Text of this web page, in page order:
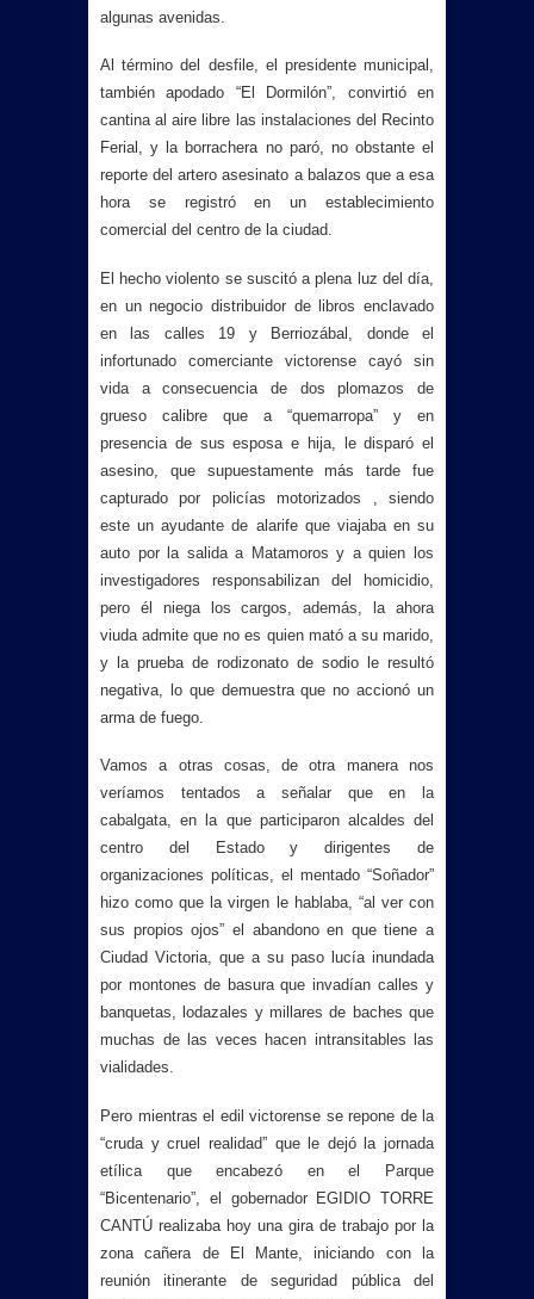
algunas avenidas.
Al término del desfile, el presidente municipal,
también apodado “El Dormilón”, convirtió en
cantina al aire libre las instalaciones del Recinto
Ferial, y la borrachera no paró, no obstante el
reporte del artero asesinato a balazos que a esa
hora se registró en un establecimiento
comercial del centro de la ciudad.
El hecho violento se suscitó a plena luz del día,
en un negocio distribuidor de libros enclavado
en las calles 19 y Berriozábal, donde el
infortunado comerciante victorense cayó sin
vida a consecuencia de dos plomazos de
grueso calibre que a “quemarropa” y en
presencia de sus esposa e hija, le disparó el
asesino, que supuestamente más tarde fue
capturado por policías motorizados , siendo
este un ayudante de alarife que viajaba en su
auto por la salida a Matamoros y a quien los
investigadores responsabilizan del homicidio,
pero él niega los cargos, además, la ahora
viuda admite que no es quien mató a su marido,
y la prueba de rodizonato de sodio le resultó
negativa, lo que demuestra que no accionó un
arma de fuego.
Vamos a otras cosas, de otra manera nos
veríamos tentados a señalar que en la
cabalgata, en la que participaron alcaldes del
centro del Estado y dirigentes de
organizaciones políticas, el mentado “Soñador”
hizo como que la virgen le hablaba, “al ver con
sus propios ojos” el abandono en que tiene a
Ciudad Victoria, que a su paso lucía inundada
por montones de basura que invadían calles y
banquetas, lodazales y millares de baches que
muchas de las veces hacen intransitables las
vialidades.
Pero mientras el edil victorense se repone de la
“cruda y cruel realidad” que le dejó la jornada
etílica que encabezó en el Parque
“Bicentenario”, el gobernador EGIDIO TORRE
CANTÚ realizaba hoy una gira de trabajo por la
zona cañera de El Mante,iniciando con la
reunión itinerante de seguridad pública del